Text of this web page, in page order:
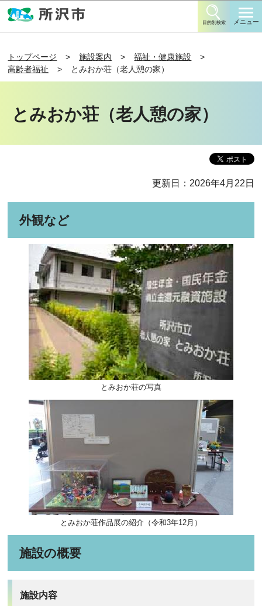
目的別検索 メニュー
トップページ 施設案内
福祉・健康施設
高齢者福祉
とみおか荘（老人憩の家）
とみおか荘（老人憩の家）
更新日：2026年4月22日
外観など
とみおか荘の写真
とみおか荘作品展の紹介（令和3年12月）
施設の概要
施設内容